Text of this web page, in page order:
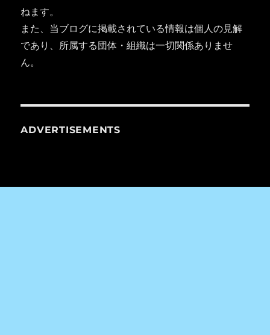
ねます。
また、当ブログに掲載されている情報は個人の見解
であり、所属する団体・組織は一切関係ありませ
ん。
ADVERTISEMENTS